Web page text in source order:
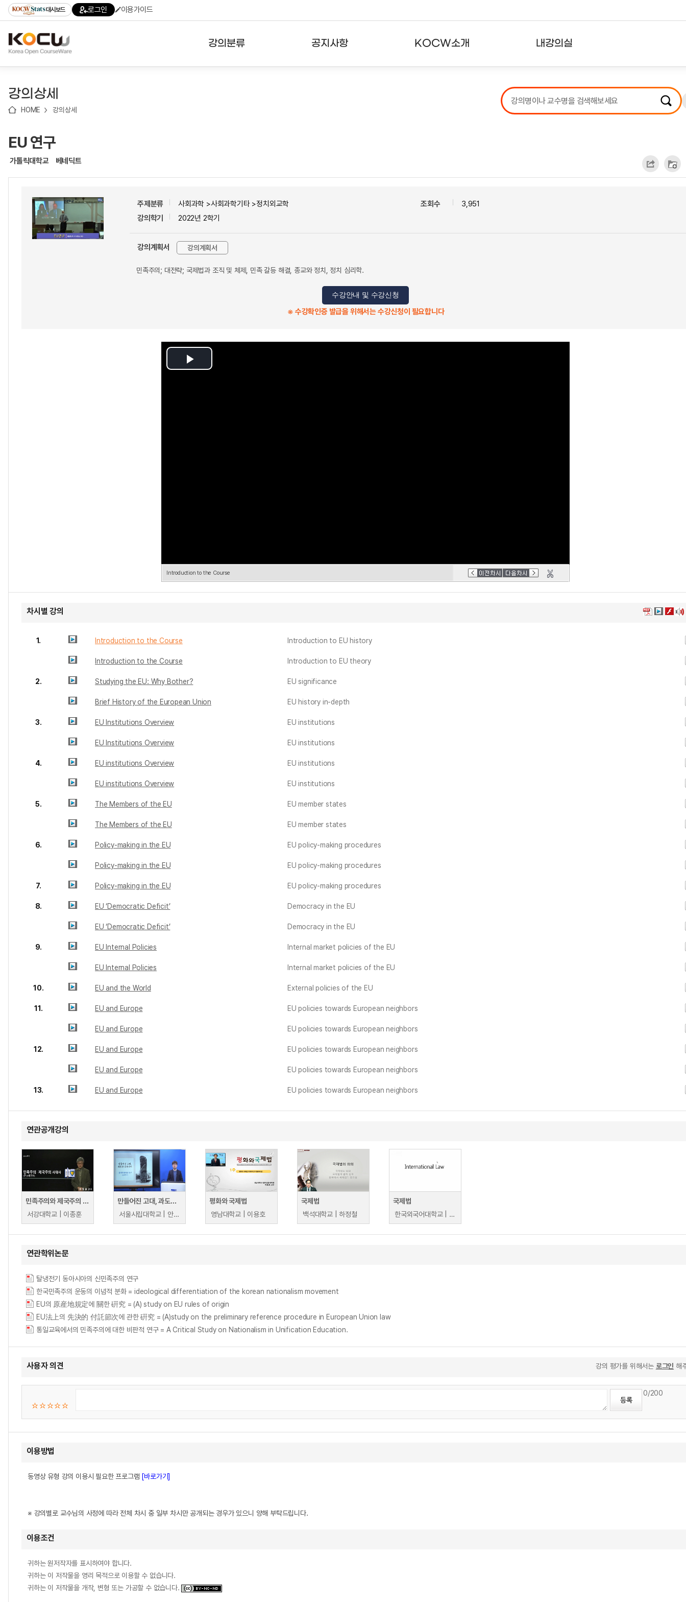
기
기
기
content)
가
대시보드 로그인 이용가이드
강의분류 공지사항 KOCW소개 내강의실
강의리스트
수강확인증강의
강의상세
HOME 강의상세
EU 연구
가톨릭대학교 베네딕트
주제분류
사회과학 >사회과학기타 >정치외교학
강의학기
2022년 2학기
조회수 3,951
강의계획서 강의계획서
민족주의; 대전략; 국제법과 조직 및 체제, 민족 갈등 해결, 종교와 정치, 정치 심리학.
수강안내 및 수강신청
※ 수강확인증 발급을 위해서는 수강신청이 필요합니다
Play
Introduction to the Course
차시별 강의
1. Introduction to the Course Introduction to EU history
Introduction to the Course Introduction to EU theory
2. Studying the EU: Why Bother? EU significance
Brief History of the European Union EU history in-depth
3. EU Institutions Overview EU institutions
EU Institutions Overview EU institutions
4. EU institutions Overview EU institutions
EU institutions Overview EU institutions
5. The Members of the EU EU member states
The Members of the EU EU member states
6. Policy-making in the EU EU policy-making procedures
Policy-making in the EU EU policy-making procedures
7. Policy-making in the EU EU policy-making procedures
8. EU ‘Democratic Deficit’ Democracy in the EU
EU ‘Democratic Deficit’ Democracy in the EU
9. EU Internal Policies Internal market policies of the EU
EU Internal Policies Internal market policies of the EU
10. EU and the World External policies of the EU
11. EU and Europe EU policies towards European neighbors
EU and Europe EU policies towards European neighbors
12. EU and Europe EU policies towards European neighbors
EU and Europe EU policies towards European neighbors
13. EU and Europe EU policies towards European neighbors
연관공개강의
민족주의와 제국주의 시대사
서강대학교 | 이종훈
만들어진 고대, 과도한 민족주의-고구려 광개토태왕비 연구 100년사-
서울시립대학교 | 안정준
평화와 국제법
영남대학교 | 이용호
국제법
백석대학교 | 하정철
국제법
한국외국어대학교 | 김봉철
연관학위논문
탈냉전기 동아시아의 신민족주의 연구
한국민족주의 운동의 이념적 분화 = ideological differentiation of the korean nationalism movement
EU의 原産地規定에 關한 硏究 = (A) study on EU rules of origin
EU法上의 先決的 付託節次에 관한 硏究 = (A)study on the preliminary reference procedure in European Union law
통일교육에서의 민족주의에 대한 비판적 연구 = A Critical Study on Nationalism in Unification Education.
사용자 의견 강의 평가를 위해서는 로그인 해
0/200
이용방법
동영상 유형 강의 이용시 필요한 프로그램 [바로가기]
※ 강의별로 교수님의 사정에 따라 전체 차시 중 일부 차시만 공개되는 경우가 있으니 양해 부탁드립니다.
이용조건
귀하는 원저작자를 표시하여야 합니다.
귀하는 이 저작물을 영리 목적으로 이용할 수 없습니다.
귀하는 이 저작물을 개작, 변형 또는 가공할 수 없습니다.